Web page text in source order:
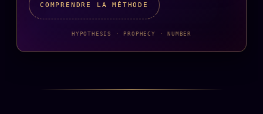
COMPRENDRE LA MÉTHODE
HYPOTHESIS · PROPHECY · NUMBER